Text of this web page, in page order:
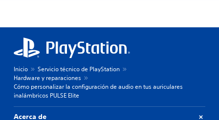
Inicio
Servicio técnico de PlayStation
Hardware y reparaciones
Cómo personalizar la configuración de audio en tus auriculares
inalámbricos PULSE Elite
Acerca de